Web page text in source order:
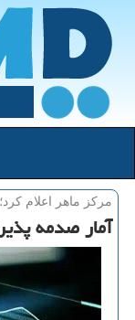
مركز ماهر اعلام كرد؛
آمار صدمه